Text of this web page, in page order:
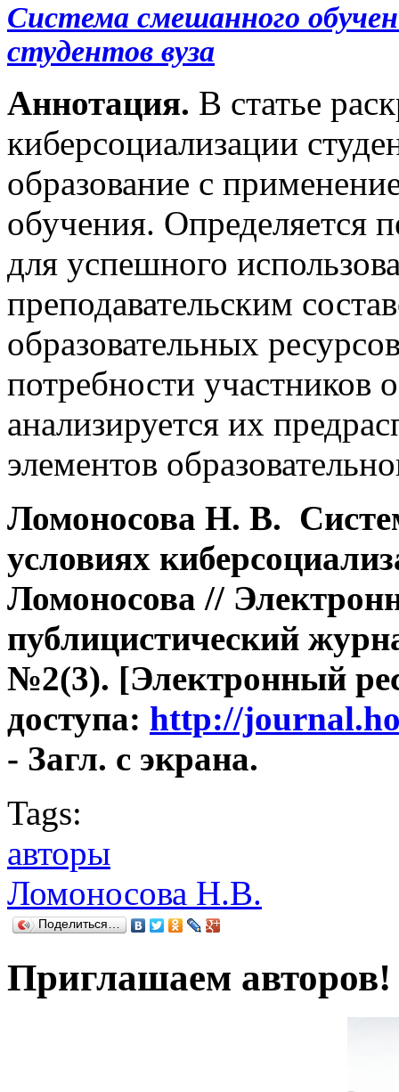
Система смешанного
студентов вуза
Аннотация. В статье
киберсоциализации
образование с
обучения. Определяется
для успешного
преподавательским
образовательных
потребности участников
анализируется их
элементов
Ломоносова Н. В.
условиях
Ломоносова //
публицистический
№2(3). [Электронный
доступа: http://
- Загл. с экрана.
Tags:
авторы
Ломоносова Н.В.
Поделиться…
Приглашаем авторов!